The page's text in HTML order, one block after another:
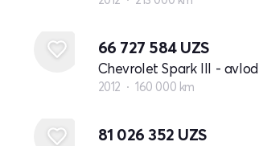
66 727 584 UZS
Chevrolet Spark III - avlod
2012 160 000 km
81 026 352 UZS